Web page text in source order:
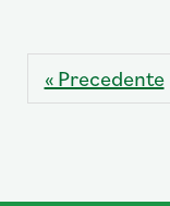
« Precedente